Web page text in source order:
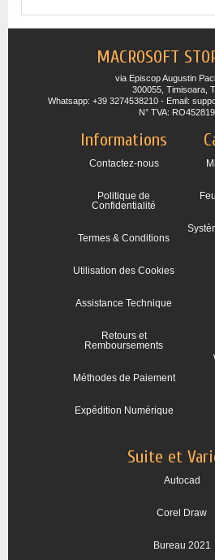
MACROSOFT
via Episcop Augustin
300055, Timisoara,
Whatsapp: +39 3274538210 - Email:
N° TVA:
Informations
Contactez-nous
Politique de
Confidentialité
Termes & Conditions
Utilisation des Cookies
Assistance Technique
Retours et
Remboursements
Méthodes de Paiement
Expédition Numérique
Suite et
Autocad
Corel Draw
Bureau 2021